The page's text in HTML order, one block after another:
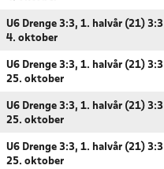
U6 Drenge 3:3, 1. halvår (21) 3:3
4. oktober
U6 Drenge 3:3, 1. halvår (21) 3:3
25. oktober
U6 Drenge 3:3, 1. halvår (21) 3:3
25. oktober
U6 Drenge 3:3, 1. halvår (21) 3:3
25. oktober